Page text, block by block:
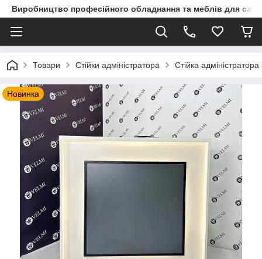
Виробництво професійного обладнання та меблів для
Товари Стійки адміністратора Стійка
Новинка